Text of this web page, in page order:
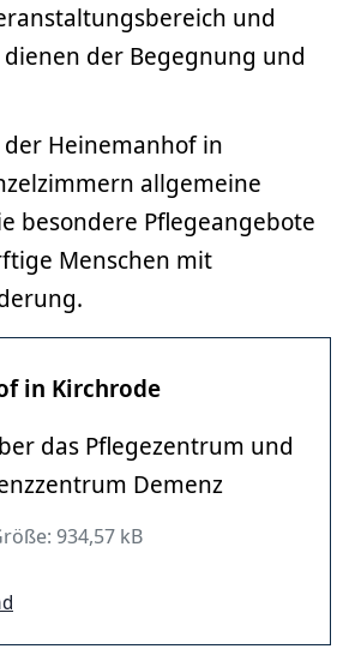
und
der Begegnung und
Heinemanhof in
allgemeine
besondere Pflegeangebote
Menschen mit
in Kirchrode
das Pflegezentrum und
Demenz
934,57 kB